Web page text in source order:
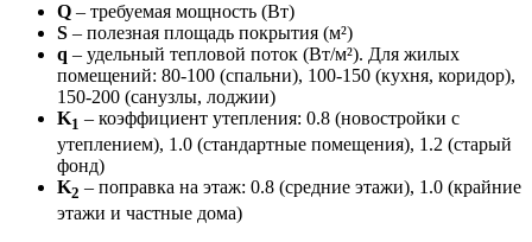
Q – требуемая мощность (Вт)
S – полезная площадь покрытия (м²)
q – удельный тепловой поток (Вт/м²). Для жилых
помещений: 80-100 (спальни), 100-150 (кухня, коридор),
150-200 (санузлы, лоджии)
K1 – коэффициент утепления: 0.8 (новостройки с
утеплением), 1.0 (стандартные помещения), 1.2 (старый
фонд)
K2 – поправка на этаж: 0.8 (средние этажи), 1.0 (крайние
этажи и частные дома)